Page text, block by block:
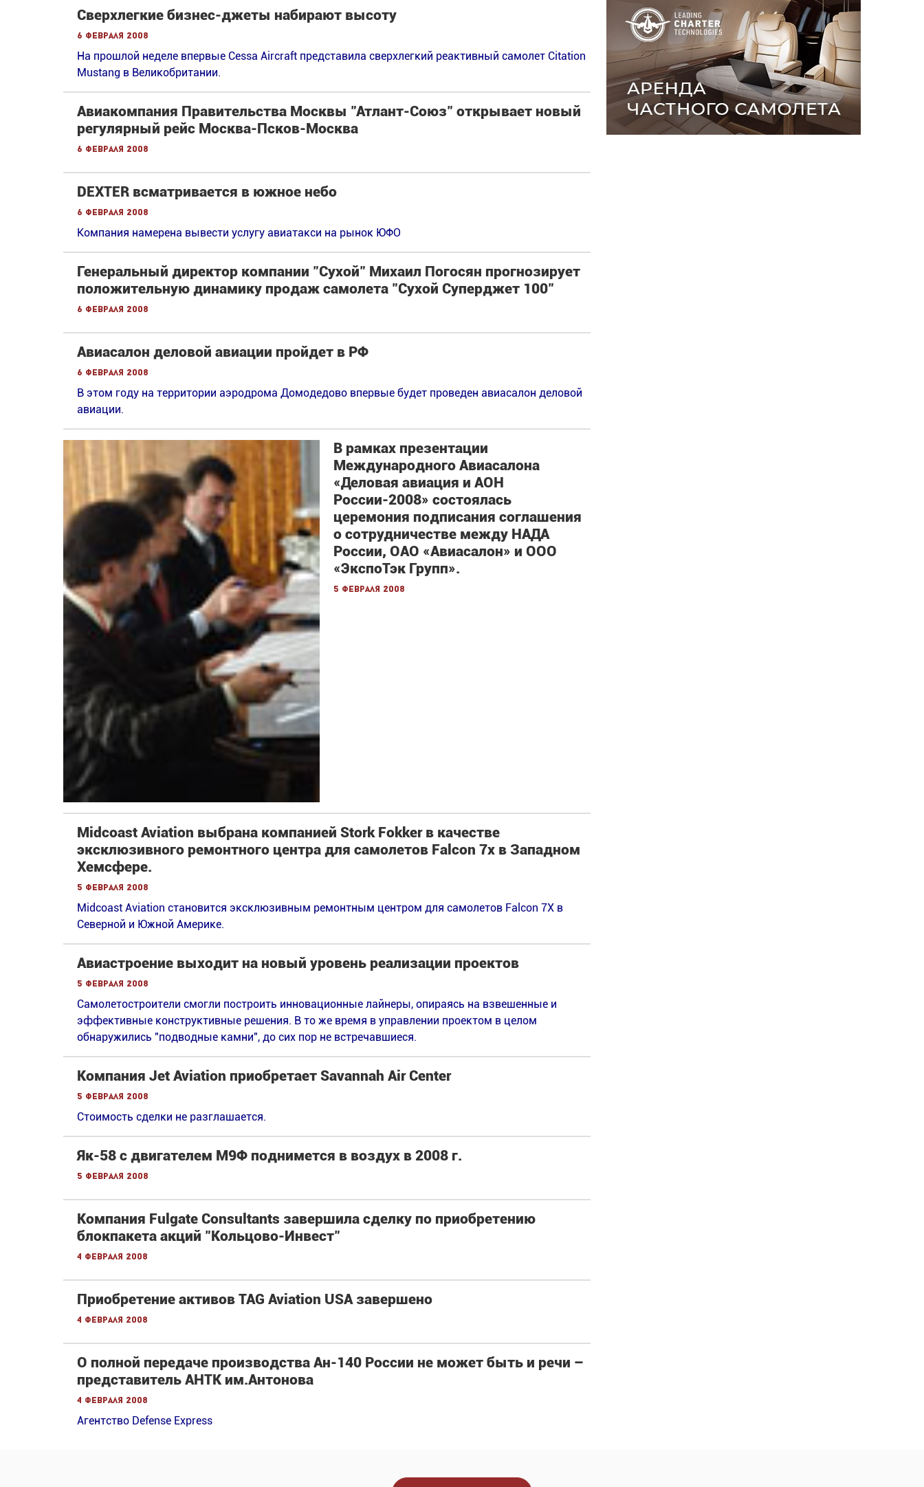
Сверхлегкие бизнес-джеты набирают высоту
6 февраля 2008
На прошлой неделе впервые Cessa Aircraft представила сверхлегкий реактивный самолет Citation
Mustang в Великобритании.
Авиакомпания Правительства Москвы "Атлант-Союз" открывает новый
регулярный рейс Москва-Псков-Москва
6 февраля 2008
DEXTER всматривается в южное небо
6 февраля 2008
Компания намерена вывести услугу авиатакси на рынок ЮФО
Генеральный директор компании "Сухой" Михаил Погосян прогнозирует
положительную динамику продаж самолета "Сухой Суперджет 100"
6 февраля 2008
Авиасалон деловой авиации пройдет в РФ
6 февраля 2008
В этом году на территории аэродрома Домодедово впервые будет проведен авиасалон деловой
авиации.
В рамках презентации
Международного Авиасалона
«Деловая авиация и АОН
России-2008» состоялась
церемония подписания соглашения
о сотрудничестве между НАДА
России, ОАО «Авиасалон» и ООО
«ЭкспоТэк Групп».
5 февраля 2008
Midcoast Aviation выбрана компанией Stork Fokker в качестве
эксклюзивного ремонтного центра для самолетов Falcon 7x в Западном
Хемсфере.
5 февраля 2008
Midcoast Aviation становится эксклюзивным ремонтным центром для самолетов Falcon 7X в
Северной и Южной Америке.
Авиастроение выходит на новый уровень реализации проектов
5 февраля 2008
Самолетостроители смогли построить инновационные лайнеры, опираясь на взвешенные и
эффективные конструктивные решения. В то же время в управлении проектом в целом
обнаружились "подводные камни", до сих пор не встречавшиеся.
Компания Jet Aviation приобретает Savannah Air Center
5 февраля 2008
Стоимость сделки не разглашается.
Як-58 с двигателем М9Ф поднимется в воздух в 2008 г.
5 февраля 2008
Компания Fulgate Consultants завершила сделку по приобретению
блокпакета акций "Кольцово-Инвест"
4 февраля 2008
Приобретение активов TAG Aviation USA завершено
4 февраля 2008
О полной передаче производства Ан-140 России не может быть и речи –
представитель АНТК им.Антонова
4 февраля 2008
Агентство Defense Express